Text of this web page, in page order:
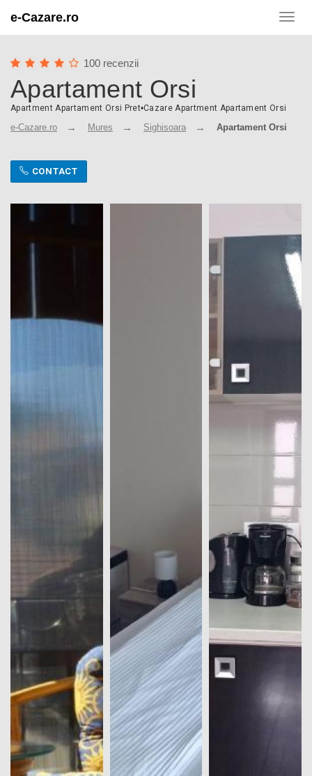
e-Cazare.ro
100 recenzii
Apartament Orsi
Apartment Apartament Orsi Pret•Cazare Apartment Apartament Orsi
e-Cazare.ro Mures Sighisoara Apartament Orsi
CONTACT